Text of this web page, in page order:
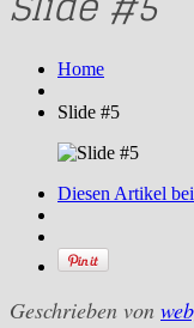
Home
Slide #5
Diesen Artikel
Geschrieben von